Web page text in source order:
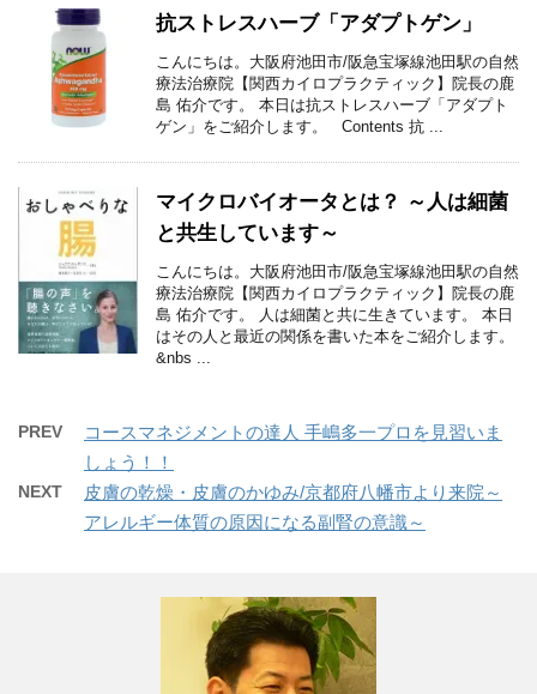
抗ストレスハーブ「アダプトゲン」
こんにちは。大阪府池田市/阪急宝塚線池田駅の自然
療法治療院【関西カイロプラクティック】院長の鹿
島 佑介です。 本日は抗ストレスハーブ「アダプト
ゲン」をご紹介します。 Contents 抗 ...
マイクロバイオータとは？ ～人は細菌
と共生しています～
こんにちは。大阪府池田市/阪急宝塚線池田駅の自然
療法治療院【関西カイロプラクティック】院長の鹿
島 佑介です。 人は細菌と共に生きています。 本日
はその人と最近の関係を書いた本をご紹介します。
&nbs ...
PREV
コースマネジメントの達人 手嶋多一プロを見習いま
しょう！！
NEXT
皮膚の乾燥・皮膚のかゆみ/京都府八幡市より来院～
アレルギー体質の原因になる副腎の意識～